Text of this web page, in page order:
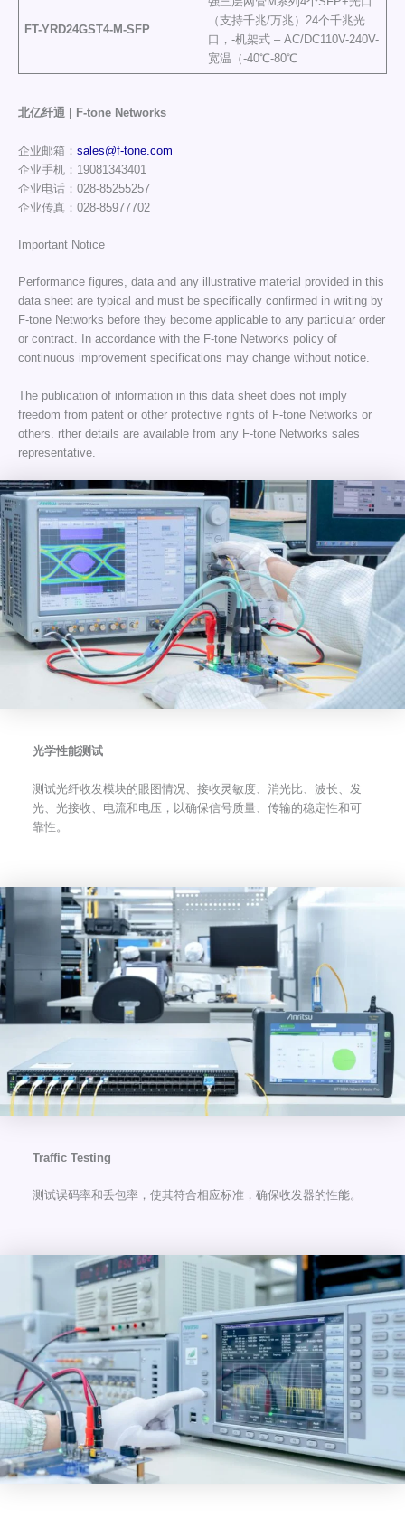
FT-YRD24GST4-M-SFP
（支持千兆/万兆）24个千兆光
口，-机架式 – AC/DC110V-240V-
宽温（-40℃-80℃
北亿纤通 | F-tone Networks
企业邮箱： sales@f-tone.com
企业手机：19081343401
企业电话：028-85255257
企业传真：028-85977702
Important Notice
Performance figures, data and any illustrative material provided in this
data sheet are typical and must be specifically confirmed in writing by
F-tone Networks before they become applicable to any particular order
or contract. In accordance with the F-tone Networks policy of
continuous improvement specifications may change without notice.
The publication of information in this data sheet does not imply
freedom from patent or other protective rights of F-tone Networks or
others. rther details are available from any F-tone Networks sales
representative.
光学性能测试
测试光纤收发模块的眼图情况、接收灵敏度、消光比、波长、发
光、光接收、电流和电压，以确保信号质量、传输的稳定性和可
靠性。
Traffic Testing
测试误码率和丢包率，使其符合相应标准，确保收发器的性能。